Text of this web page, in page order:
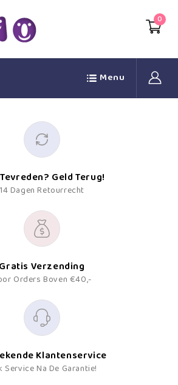
0
Menu
Geld Terug!
14 Dagen Retourrecht
Gratis Verzending
Orders Boven €40,-
Klantenservice
Service Na De Garantie!